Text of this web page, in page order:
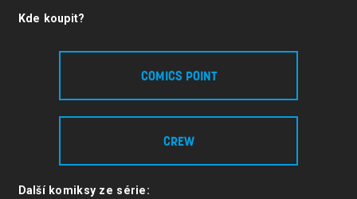
Kde koupit?
COMICS POINT
CREW
Další komiksy ze série: